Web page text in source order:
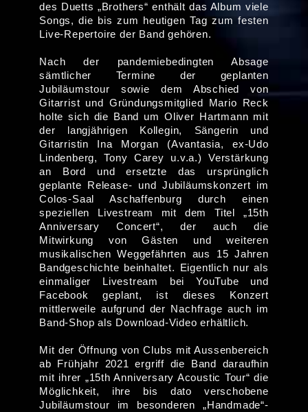
des Duetts „Brothers“ enthält das Album viele
Songs, die bis zum heutigen Tag zum festen
Live-Repertoire der Band gehören.
Nach der pandemiebedingten Absage
sämtlicher Termine der geplanten
Jubiläumstour sowie dem Abschied von
Gitarrist und Gründungsmitglied Mario Reck
holte sich die Band um Oliver Hartmann mit
der langjährigen Kollegin, Sängerin und
Gitarristin Ina Morgan (Avantasia, ex-Udo
Lindenberg, Tony Carey u.v.a.) Verstärkung
an Bord und ersetzte das ursprünglich
geplante Release- und Jubiläumskonzert im
Colos-Saal Aschaffenburg durch einen
speziellen Livestream mit dem Titel „15th
Anniversary Concert“, der auch die
Mitwirkung von Gästen und weiteren
musikalischen Weggefährten aus 15 Jahren
Bandgeschichte beinhaltet. Eigentlich nur als
einmaliger Livestream bei YouTube und
Facebook geplant, ist dieses Konzert
mittlerweile aufgrund der Nachfrage auch im
Band-Shop als Download-Video erhältlich.
Mit der Öffnung von Clubs mit Aussenbereich
ab Frühjahr 2021 ergriff die Band daraufhin
mit ihrer „15th Anniversary Acoustic Tour“ die
Möglichkeit, ihre bis dato verschobene
Jubiläumstour im besonderen „Handmade“-